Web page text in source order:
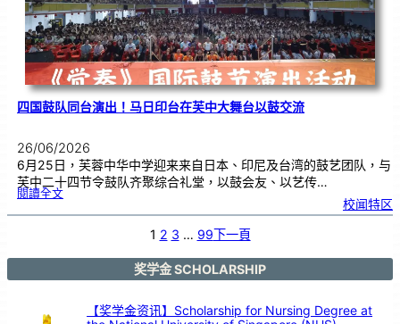
四国鼓队同台演出！马日印台在芙中大舞台以鼓交流
26/06/2026
6月25日，芙蓉中华中学迎来来自日本、印尼及台湾的鼓艺团队，与
芙中二十四节令鼓队齐聚综合礼堂，以鼓会友、以艺传…
閱讀全文:四
队
日
在
校闻特区
1 2 3 … 99下一頁
奖学金 SCHOLARSHIP
【奖学金资讯】Scholarship for Nursing Degree at